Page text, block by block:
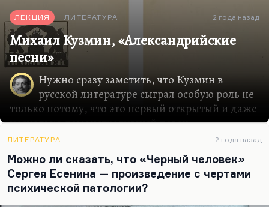
ЛЕКЦИЯ ЛИТЕРАТУРА 2 года назад
Михаил Кузмин, «Александрийские
песни»
Нужно сразу заметить, что Кузмин в
русской литературе сыграл особую роль не
только потому, что это первый открытый и даже
несколько демонстративный певец
гомосексуальности, благодаря чему его роман
«Крылья» и многие стихи из тех же
«Александрийских песен» стали объектом
скандала. В общем, никакого скандала и не
вышло, потому что русская литература к этому
ЛИТЕРАТУРА 2 года назад
Можно ли сказать, что «Черный человек»
Сергея Есенина — произведение с чертами
психической патологии?